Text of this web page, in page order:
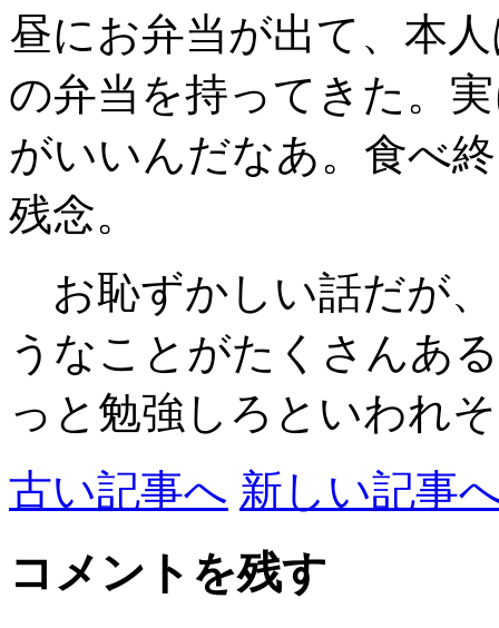
昼にお弁当が出て、本
の弁当を持ってきた。
がいいんだなあ。食べ
残念。
お恥ずかしい話だが
うなことがたくさんあ
っと勉強しろといわれ
古い記事へ 新しい記事
コメントを残す